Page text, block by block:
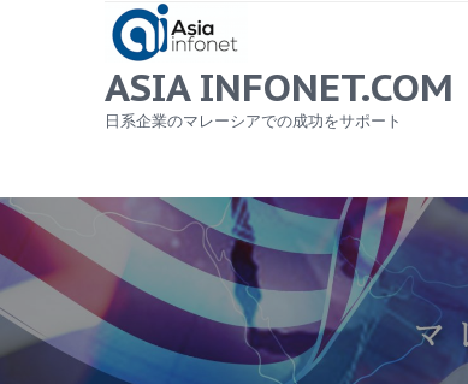
ASIA INFONET.COM
日系企業のマレーシアでの成功をサポート